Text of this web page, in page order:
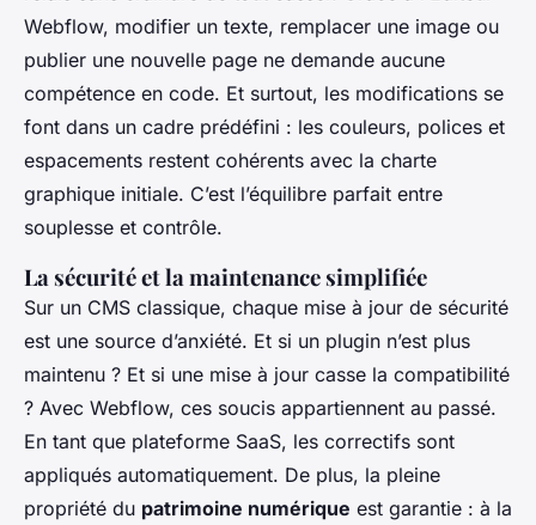
Webflow, modifier un texte, remplacer une image ou
publier une nouvelle page ne demande aucune
compétence en code. Et surtout, les modifications se
font dans un cadre prédéfini : les couleurs, polices et
espacements restent cohérents avec la charte
graphique initiale. C’est l’équilibre parfait entre
souplesse et contrôle.
La sécurité et la maintenance simplifiée
Sur un CMS classique, chaque mise à jour de sécurité
est une source d’anxiété. Et si un plugin n’est plus
maintenu ? Et si une mise à jour casse la compatibilité
? Avec Webflow, ces soucis appartiennent au passé.
En tant que plateforme SaaS, les correctifs sont
appliqués automatiquement. De plus, la pleine
propriété du patrimoine numérique est garantie : à la